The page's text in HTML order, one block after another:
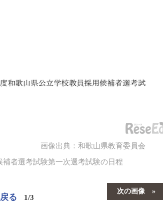
画像出典：和歌山県教育委員会
者選考試験第一次選考試験の日程
次の画像
る 1/3